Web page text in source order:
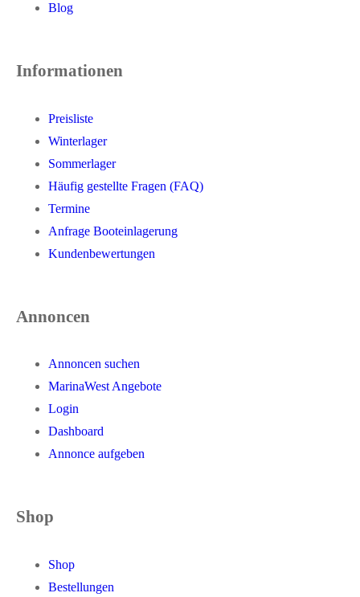
Blog
Informationen
Preisliste
Winterlager
Sommerlager
Häufig gestellte Fragen (FAQ)
Termine
Anfrage Booteinlagerung
Kundenbewertungen
Annoncen
Annoncen suchen
MarinaWest Angebote
Login
Dashboard
Annonce aufgeben
Shop
Shop
Bestellungen